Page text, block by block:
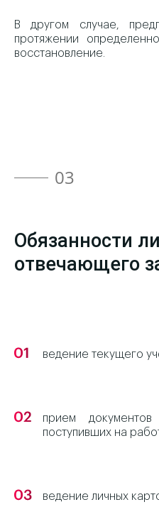
В другом случае,
протяжении
восстановление.
03
Обязанности
отвечающего
ведение текущего
прием
поступивших на
ведение личных